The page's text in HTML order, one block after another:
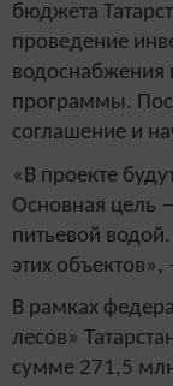
бюджета
проведение
водоснабжения
программы.
соглашение и
«В проекте
Основная цель
питьевой
этих
В рамках
лесов»
сумме 271,5